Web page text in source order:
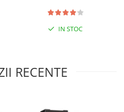
IN STOC
RECENTE